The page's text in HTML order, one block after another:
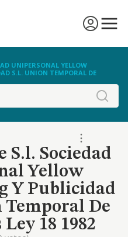
UNIPERSONAL YELLOW
S.L. UNION TEMPORAL DE
S.l. Sociedad
Yellow
Y Publicidad
Temporal De
18 1982